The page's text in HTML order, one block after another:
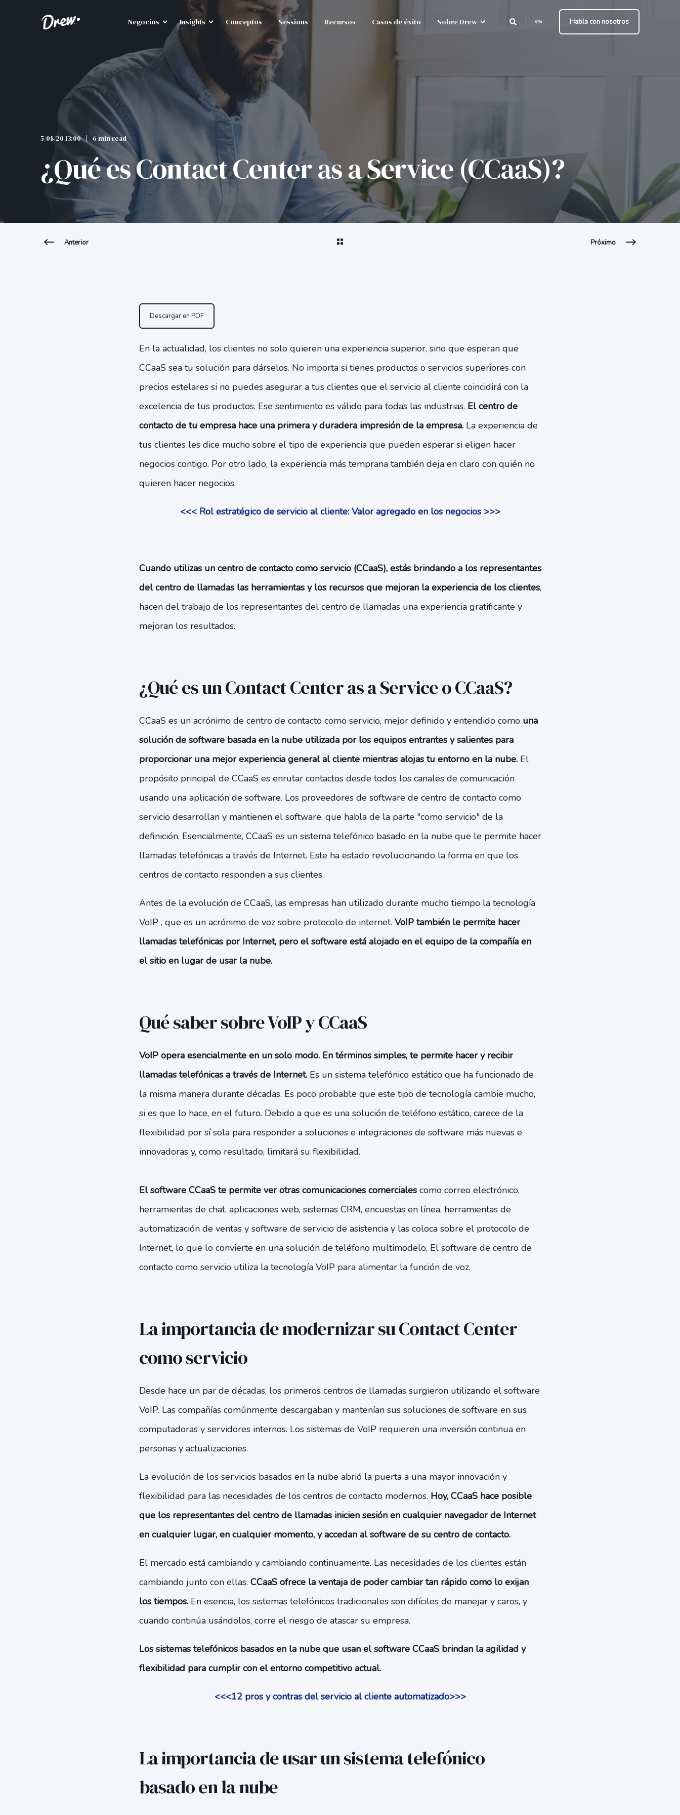
Negocios Insights Conceptos Sessions Recursos Casos de éxito Sobre Drew es Habla con nosotros
5/08/20 13:00 6 min read
¿Qué es Contact Center as a Service (CCaaS)?
Anterior Próximo
Descargar en PDF
En la actualidad, los clientes no solo quieren una experiencia superior, sino que esperan que
CCaaS sea tu solución para dárselos. No importa si tienes productos o servicios superiores con
precios estelares si no puedes asegurar a tus clientes que el servicio al cliente coincidirá con la
excelencia de tus productos. Ese sentimiento es válido para todas las industrias. El centro de
contacto de tu empresa hace una primera y duradera impresión de la empresa.La experiencia de
tus clientes les dice mucho sobre el tipo de experiencia que pueden esperar si eligen hacer
negocios contigo. Por otro lado, la experiencia más temprana también deja en claro con quién no
quieren hacer negocios.
<<< Rol estratégico de servicio al cliente: Valor agregado en los negocios >>>
Cuando utilizas un centro de contacto como servicio (CCaaS), estás brindando a los representantes
del centro de llamadas las herramientas y los recursos que mejoran la experiencia de los clientes,
hacen del trabajo de los representantes del centro de llamadas una experiencia gratificante y
mejoran los resultados.
¿Qué es un Contact Center as a Service o CCaaS?
CCaaS es un acrónimo de centro de contacto como servicio, mejor definido y entendido como una
solución de software basada en la nube utilizada por los equipos entrantes y salientes para
proporcionar una mejor experiencia general al cliente mientras alojas tu entorno en la nube.El
propósito principal de CCaaS es enrutar contactos desde todos los canales de comunicación
usando una aplicación de software. Los proveedores de software de centro de contacto como
servicio desarrollan y mantienen el software, que habla de la parte "como servicio" de la
definición. Esencialmente, CCaaS es un sistema telefónico basado en la nube que le permite hacer
llamadas telefónicas a través de Internet. Este ha estado revolucionando la forma en que los
centros de contacto responden a sus clientes.
Antes de la evolución de CCaaS, las empresas han utilizado durante mucho tiempo la tecnología
VoIP , que es un acrónimo de voz sobre protocolo de internet. VoIP también le permite hacer
llamadas telefónicas por Internet, pero el software está alojado en el equipo de la compañía en
el sitio en lugar de usar la nube.
Qué saber sobre VoIP y CCaaS
VoIP opera esencialmente en un solo modo. En términos simples, te permite hacer y recibir
llamadas telefónicas a través de Internet.Es un sistema telefónico estático que ha funcionado de
la misma manera durante décadas. Es poco probable que este tipo de tecnología cambie mucho,
si es que lo hace, en el futuro. Debido a que es una solución de teléfono estático, carece de la
flexibilidad por sí sola para responder a soluciones e integraciones de software más nuevas e
innovadoras y, como resultado, limitará su flexibilidad.
El software CCaaS te permite ver otras comunicaciones comercialescomo correo electrónico,
herramientas de chat, aplicaciones web, sistemas CRM, encuestas en línea, herramientas de
automatización de ventas y software de servicio de asistencia y las coloca sobre el protocolo de
Internet, lo que lo convierte en una solución de teléfono multimodelo. El software de centro de
contacto como servicio utiliza la tecnología VoIP para alimentar la función de voz.
La importancia de modernizar su Contact Center
como servicio
Desde hace un par de décadas, los primeros centros de llamadas surgieron utilizando el software
VoIP. Las compañías comúnmente descargaban y mantenían sus soluciones de software en sus
computadoras y servidores internos. Los sistemas de VoIP requieren una inversión continua en
personas y actualizaciones.
La evolución de los servicios basados ​​en la nube abrió la puerta a una mayor innovación y
flexibilidad para las necesidades de los centros de contacto modernos. Hoy, CCaaS hace posible
que los representantes del centro de llamadas inicien sesión en cualquier navegador de Internet
en cualquier lugar, en cualquier momento, y accedan al software de su centro de contacto.
El mercado está cambiando y cambiando continuamente. Las necesidades de los clientes están
cambiando junto con ellas. CCaaS ofrece la ventaja de poder cambiar tan rápido como lo exijan
los tiempos.En esencia, los sistemas telefónicos tradicionales son difíciles de manejar y caros, y
cuando continúa usándolos, corre el riesgo de atascar su empresa.
Los sistemas telefónicos basados ​​en la nube que usan el software CCaaS brindan la agilidad y
flexibilidad para cumplir con el entorno competitivo actual.
<<<12 pros y contras del servicio al cliente automatizado>>>
La importancia de usar un sistema telefónico
basado en la nube